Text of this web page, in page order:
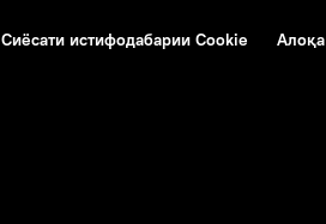
Сиёсати истифодабарии Cookie Алоқа